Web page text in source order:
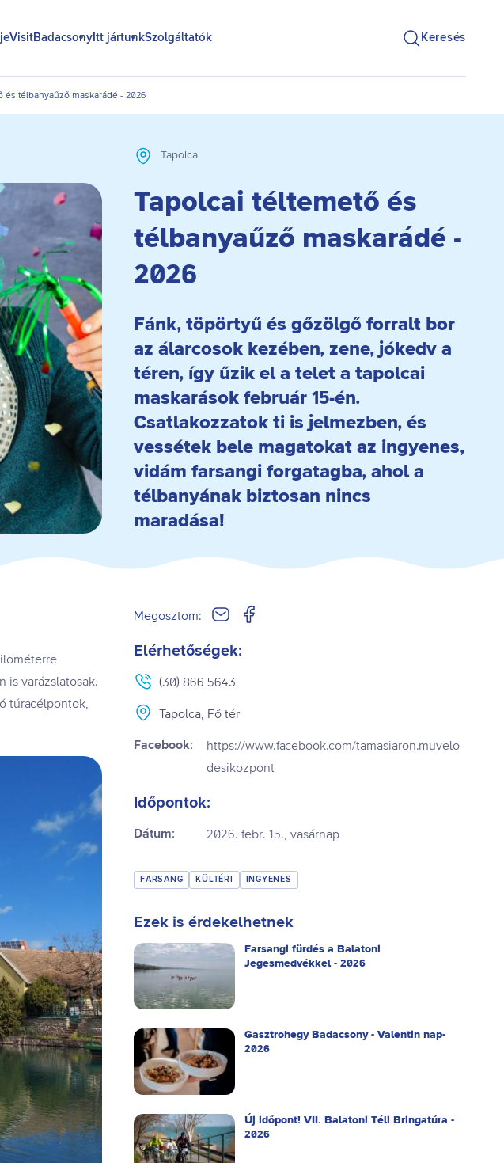
VisitBadacsonyItt jártunkSzolgáltatók Keresés
és télbanyaűző maskarádé - 2026
Tapolca
Tapolcai téltemető és
télbanyaűző maskarádé -
2026
Fánk, töpörtyű és gőzölgő forralt bor
az álarcosok kezében, zene, jókedv a
téren, így űzik el a telet a tapolcai
maskarások február 15-én.
Csatlakozzatok ti is jelmezben, és
vessétek bele magatokat az ingyenes,
vidám farsangi forgatagba, ahol a
télbanyának biztosan nincs
maradása!
is varázslatosak.
túracélpontok,
Megosztom:
Elérhetőségek:
(30) 866 5643
Tapolca, Fő tér
Facebook:
https://www.facebook.com/tamasiaron.muvelo
desikozpont
Időpontok:
Dátum: 2026. febr. 15., vasárnap
FARSANG KÜLTÉRI INGYENES
Ezek is érdekelhetnek
Farsangi fürdés a Balatoni
Jegesmedvékkel - 2026
Gasztrohegy Badacsony - Valentin nap-
2026
Új időpont! VII. Balatoni Téli Bringatúra -
2026